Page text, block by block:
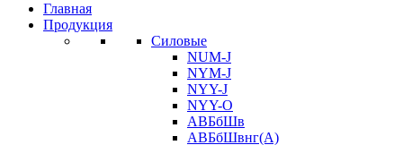
Главная
Продукция
Силовые
NUM-J
NYM-J
NYY-J
NYY-O
АВБбШв
АВБбШвнг(А)